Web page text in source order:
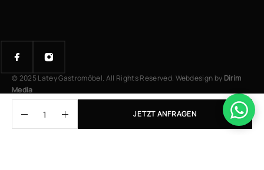
JETZT ANFRAGEN
© 2025 Latey Gastromöbel. All Rights Reserved. Webdesign by Dirim
Media